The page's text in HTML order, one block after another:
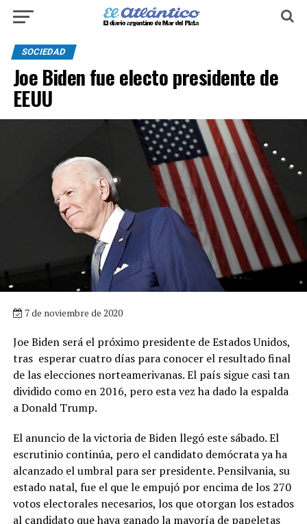
SOCIEDAD
Joe Biden fue electo presidente de
EEUU
7 de noviembre de 2020
Joe Biden será el próximo presidente de Estados Unidos,
tras esperar cuatro días para conocer el resultado final
de las elecciones norteamerivanas. El país sigue casi tan
dividido como en 2016, pero esta vez ha dado la espalda
a Donald Trump.
El anuncio de la victoria de Biden llegó este sábado. El
escrutinio continúa, pero el candidato demócrata ya ha
alcanzado el umbral para ser presidente. Pensilvania, su
estado natal, fue el que le empujó por encima de los 270
votos electorales necesarios, los que otorgan los estados
al candidato que haya ganado la mayoría de papeletas